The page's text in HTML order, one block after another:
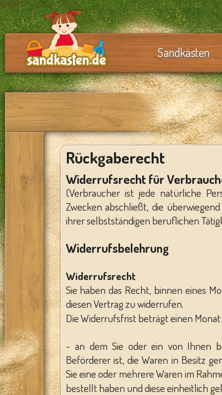
{literal}
Sandkästen
Rückgaberecht
Widerrufsrecht für
(Verbraucher ist jede natürliche
Zwecken abschließt, die
ihrer selbstständigen beruflichen
Widerrufsbelehrung
Widerrufsrecht
Sie haben das Recht, binnen eines
diesen Vertrag zu widerrufen.
Die Widerrufsfrist beträgt einen Monat
- an dem Sie oder ein von Ihnen
Beförderer ist, die Waren in Besitz
Sie eine oder mehrere Waren im
bestellt haben und diese einheitlich